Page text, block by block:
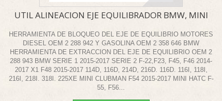
UTIL ALINEACION EJE EQUILIBRADOR BMW, MINI
HERRAMIENTA DE BLOQUEO DEL EJE DE EQUILIBRIO MOTORES
DIESEL OEM 2 288 942 Y GASOLINA OEM 2 358 646 BMW
HERRAMIENTA DE EXTRACCION DEL EJE DE EQUILIBRIO OEM 2
288 943 BMW SERIE 1 2015-2017 SERIE 2 F-22,F23, F45, F46 2014-
2017 X1 F48 2015-2017 114D, 116D, 214D, 216D. 116D. 116I, 118I,
216I, 218I. 318I. 225XE MINI CLUBMAN F54 2015-2017 MINI HATC F-
55, F56...